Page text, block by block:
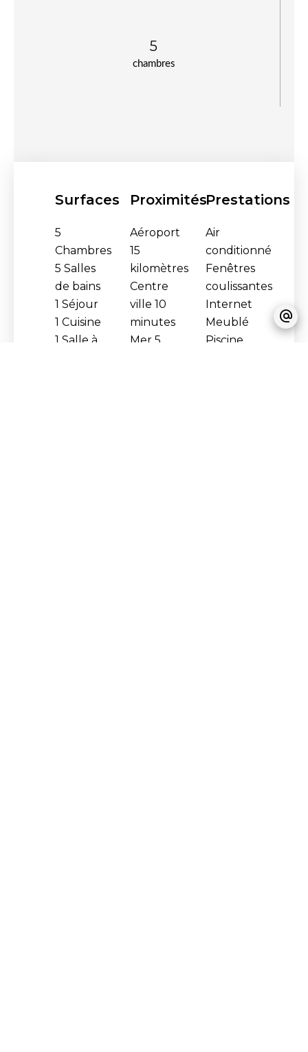
chambres
5
Surfaces
5
Chambres
5 Salles
de bains
1 Séjour
1 Cuisine
1 Salle à
Proximités
Aéroport
15
kilomètres
Centre
ville10
minutes
Mer5
Prestations
Air
conditionné
Fenêtres
coulissantes
Internet
Meublé
Piscine